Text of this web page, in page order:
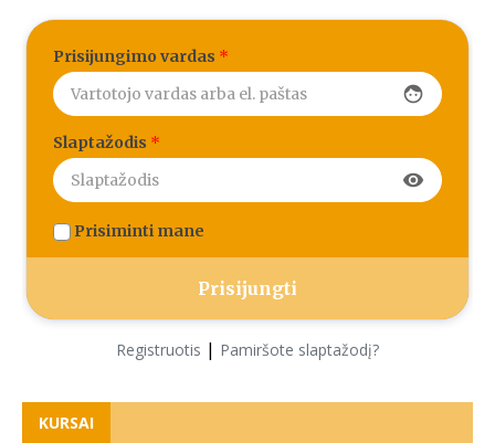
Prisijungimo vardas *
face
Slaptažodis *
visibility
Prisiminti mane
Registruotis | Pamiršote slaptažodį?
KURSAI